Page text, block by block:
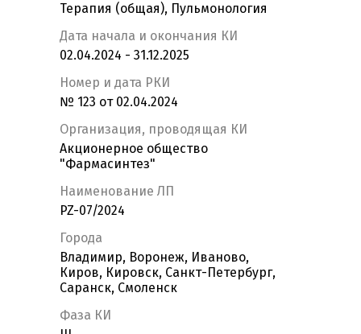
Терапия (общая), Пульмонология
Дата начала и окончания КИ
02.04.2024 - 31.12.2025
Номер и дата РКИ
№ 123 от 02.04.2024
Организация, проводящая КИ
Акционерное общество
"Фармасинтез"
Наименование ЛП
PZ-07/2024
Города
Владимир, Воронеж, Иваново,
Киров, Кировск, Санкт-Петербург,
Саранск, Смоленск
Фаза КИ